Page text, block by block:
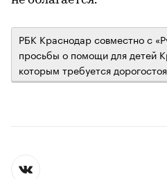
РБК Краснодар совместно с
просьбы о помощи для детей
которым требуется